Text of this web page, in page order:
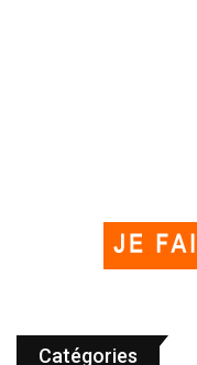
Catégories